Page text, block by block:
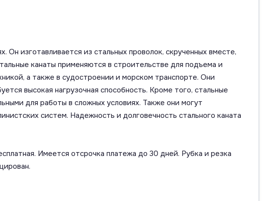
изготавливается из стальных проволок, скрученных вместе,
канаты применяются в строительстве для подъема и
а также в судостроении и морском транспорте. Они
высокая нагрузочная способность. Кроме того, стальные
для работы в сложных условиях. Также они могут
систем. Надежность и долговечность стального каната
Имеется отсрочка платежа до 30 дней. Рубка и резка